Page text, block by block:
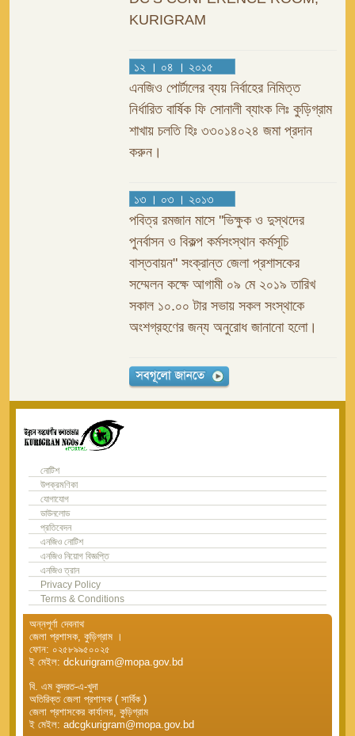
KURIGRAM
১২ । ০৪ । ২০১৫
এনজিও পোর্টালের ব্যয় নির্বাহের নিমিত্ত
নির্ধারিত বার্ষিক ফি সোনালী ব্যাংক লিঃ কুড়িগ্রাম
শাখায় চলতি হিঃ ৩৩০১৪০২৪ জমা প্রদান
করুন।
১৩ । ০৩ । ২০১৩
পবিত্র রমজান মাসে ''ভিক্ষুক ও দুস্থদের
পুনর্বাসন ও বিকল্প কর্মসংস্থান কর্মসূচি
বাস্তবায়ন" সংক্রান্ত জেলা প্রশাসকের
সম্মেলন কক্ষে আগামী ০৯ মে ২০১৯ তারিখ
সকাল ১০.০০ টার সভায় সকল সংস্থাকে
অংশগ্রহণের জন্য অনুরোধ জানানো হলো।
নোটিশ
উপক্রমণিকা
যোগাযোগ
ডাউনলোড
প্রতিবেদন
এনজিও নোটিশ
এনজিও নিয়োগ বিজ্ঞপ্তি
এনজিও ত্রান
Privacy Policy
Terms & Conditions
অন্নপূর্ণা দেবনাথ
জেলা প্রশাসক, কুড়িগ্রাম ।
ফোন: ০২৫৮৯৯৫০০২৫
ই মেইল: dckurigram@mopa.gov.bd
বি. এম কুদরত-এ-খুদা
অতিরিক্ত জেলা প্রশাসক ( সার্বিক )
জেলা প্রশাসকের কার্যালয়, কুড়িগ্রাম
ই মেইল: adcgkurigram@mopa.gov.bd